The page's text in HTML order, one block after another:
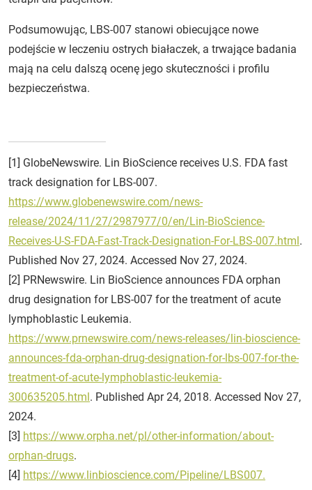
Podsumowując, LBS-007 stanowi obiecujące nowe
podejście w leczeniu ostrych białaczek, a trwające badania
mają na celu dalszą ocenę jego skuteczności i profilu
bezpieczeństwa.
[1] GlobeNewswire. Lin BioScience receives U.S. FDA fast
track designation for LBS-007.
https://www.globenewswire.com/news-
release/2024/11/27/2987977/0/en/Lin-BioScience-
Receives-U-S-FDA-Fast-Track-Designation-For-LBS-007.html.
Published Nov 27, 2024. Accessed Nov 27, 2024.
[2] PRNewswire. Lin BioScience announces FDA orphan
drug designation for LBS-007 for the treatment of acute
lymphoblastic Leukemia.
https://www.prnewswire.com/news-releases/lin-bioscience-
announces-fda-orphan-drug-designation-for-lbs-007-for-the-
treatment-of-acute-lymphoblastic-leukemia-
300635205.html. Published Apr 24, 2018. Accessed Nov 27,
2024.
[3] https://www.orpha.net/pl/other-information/about-
orphan-drugs.
[4] https://www.linbioscience.com/Pipeline/LBS007.